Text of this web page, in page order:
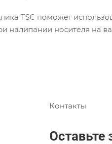
TSC поможет
носителя на
Контакты
Оставьте